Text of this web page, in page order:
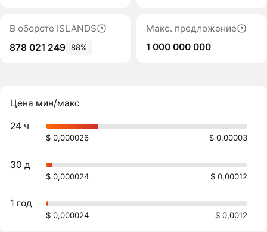
В обороте ISLANDS
878 021 249 88%
Макс. предложение
1 000 000 000
Цена мин/макс
24 ч
$ 0,000026 $ 0,00003
30 д
$ 0,000024 $ 0,00012
1 год
$ 0,000024 $ 0,0012